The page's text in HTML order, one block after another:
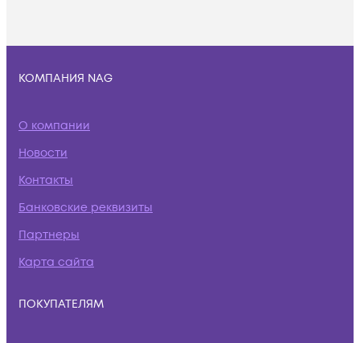
КОМПАНИЯ NAG
О компании
Новости
Контакты
Банковские реквизиты
Партнеры
Карта сайта
ПОКУПАТЕЛЯМ